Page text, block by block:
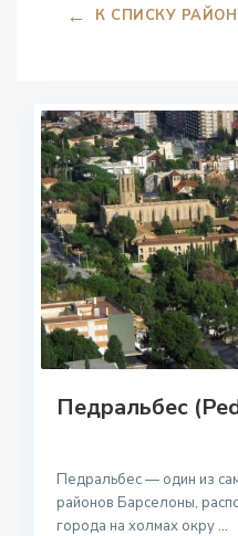
← К СПИСКУ
Педральбес
Педральбес — один из
районов Барселоны,
города на холмах окру ...